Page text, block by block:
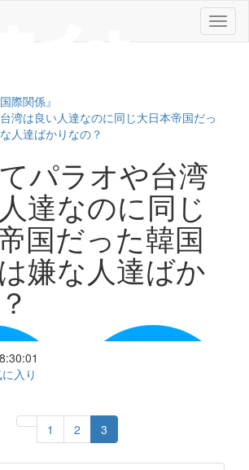
メ
ニ
際関係』
湾は良い人達なのに同じ大日本帝国だっ
人達ばかりなの？
パラオや台湾
達なのに同じ
国だった韓国
嫌な人達ばか
入り
1 2 3